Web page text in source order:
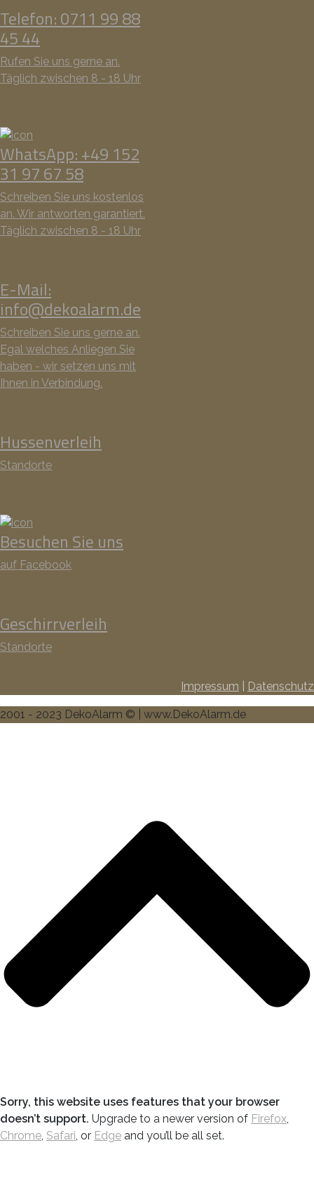
Telefon: 0711 99 88
45 44
Rufen Sie uns gerne an.
Täglich zwischen 8 - 18 Uhr
WhatsApp: +49 152
31 97 67 58
Schreiben Sie uns kostenlos
an. Wir antworten garantiert.
Täglich zwischen 8 - 18 Uhr
E-Mail:
info@dekoalarm.de
Schreiben Sie uns gerne an.
Egal welches Anliegen Sie
haben - wir setzen uns mit
Ihnen in Verbindung.
Hussenverleih
Standorte
Besuchen Sie uns
auf Facebook
Geschirrverleih
Standorte
Impressum Datenschutz
2001 - 2023 DekoAlarm © | www.DekoAlarm.de
Sorry, this website uses features that your browser
doesn’t support. Upgrade to a newer version of Firefox,
Chrome, Safari, or Edge and you’ll be all set.